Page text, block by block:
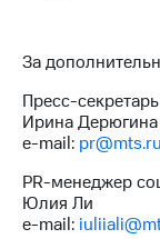
За
Пресс-
Ирина Дерюгина
e-mail: pr@mts.ru
PR-менеджер
Юлия Ли
e-mail: